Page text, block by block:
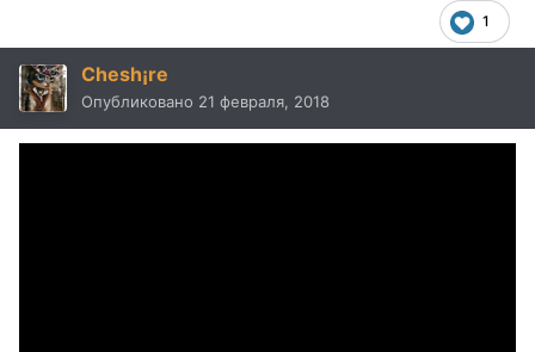
1
Chesh¡re
Опубликовано 21 февраля, 2018